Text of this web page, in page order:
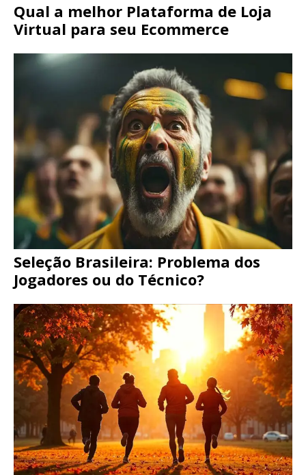
Qual a melhor Plataforma de Loja
Virtual para seu Ecommerce
Seleção Brasileira: Problema dos
Jogadores ou do Técnico?